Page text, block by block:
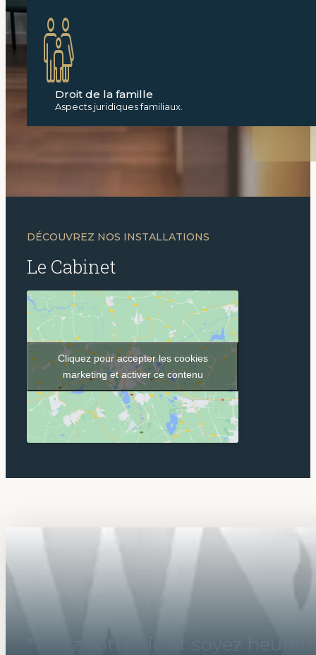
Droit de la famille
Aspects juridiques familiaux.
DÉCOUVREZ NOS INSTALLATIONS
Le Cabinet
Cliquez pour accepter les cookies
marketing et activer ce contenu
"Vivez votre vie et soyez